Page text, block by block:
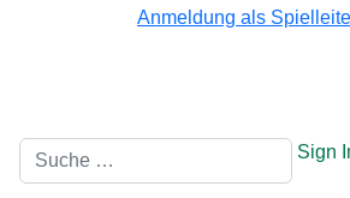
Anmeldung als
Sign